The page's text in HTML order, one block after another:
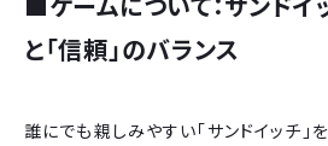
と「信頼」のバランス
誰にでも親しみやすい「サンドイッチ」